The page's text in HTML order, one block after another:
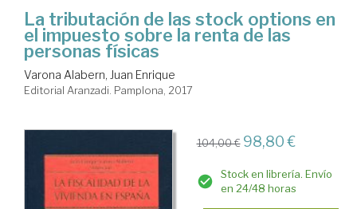
La tributación de las stock options en
el impuesto sobre la renta de las
personas físicas
Varona Alabern, Juan Enrique
Editorial Aranzadi. Pamplona, 2017
104,00 € 98,80 €
Stock en librería. Envío
en 24/48 horas